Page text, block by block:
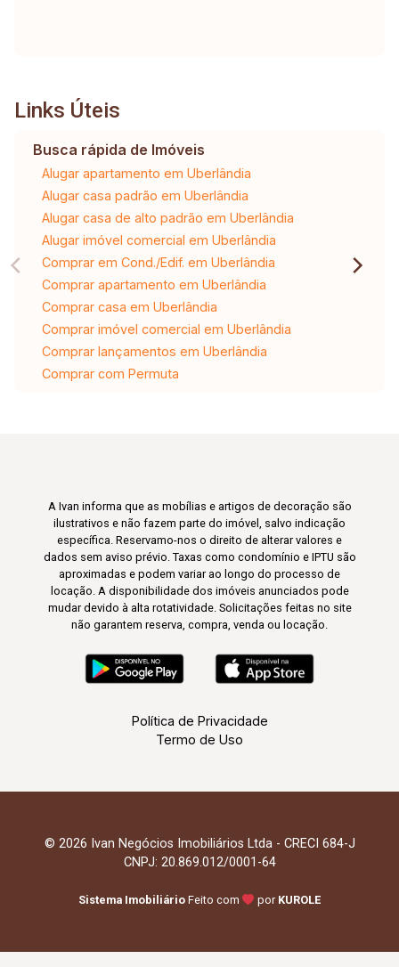
Links Úteis
Busca rápida de Imóveis
Alugar apartamento em Uberlândia
Alugar casa padrão em Uberlândia
Alugar casa de alto padrão em Uberlândia
Alugar imóvel comercial em Uberlândia
Comprar em Cond./Edif. em Uberlândia
Comprar apartamento em Uberlândia
Comprar casa em Uberlândia
Comprar imóvel comercial em Uberlândia
Comprar lançamentos em Uberlândia
Comprar com Permuta
A Ivan informa que as mobílias e artigos de decoração são
ilustrativos e não fazem parte do imóvel, salvo indicação
específica. Reservamo-nos o direito de alterar valores e
dados sem aviso prévio. Taxas como condomínio e IPTU são
aproximadas e podem variar ao longo do processo de
locação. A disponibilidade dos imóveis anunciados pode
mudar devido à alta rotatividade. Solicitações feitas no site
não garantem reserva, compra, venda ou locação.
Política de Privacidade
Termo de Uso
© 2026 Ivan Negócios Imobiliários Ltda - CRECI 684-J
CNPJ: 20.869.012/0001-64
Sistema Imobiliário Feito com por KUROLE